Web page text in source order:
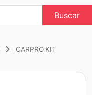
Buscar
CARPRO KIT